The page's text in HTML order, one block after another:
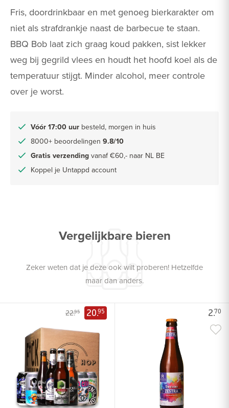
Fris, doordrinkbaar en met genoeg bierkarakter om
niet als strafdrankje naast de barbecue te staan.
BBQ Bob laat zich graag koud pakken, sist lekker
weg bij gegrild vlees en houdt het hoofd koel als de
temperatuur stijgt. Minder alcohol, meer controle
over je worst.
Vóór 17:00 uur besteld, morgen in huis
8000+ beoordelingen 9.8/10
Gratis verzending vanaf €60,- naar NL BE
Koppel je Untappd account
Vergelijkbare bieren
Zeker weten dat je deze ook wilt proberen! Hetzelfde
maar dan anders.
22.95 20.95 2.70